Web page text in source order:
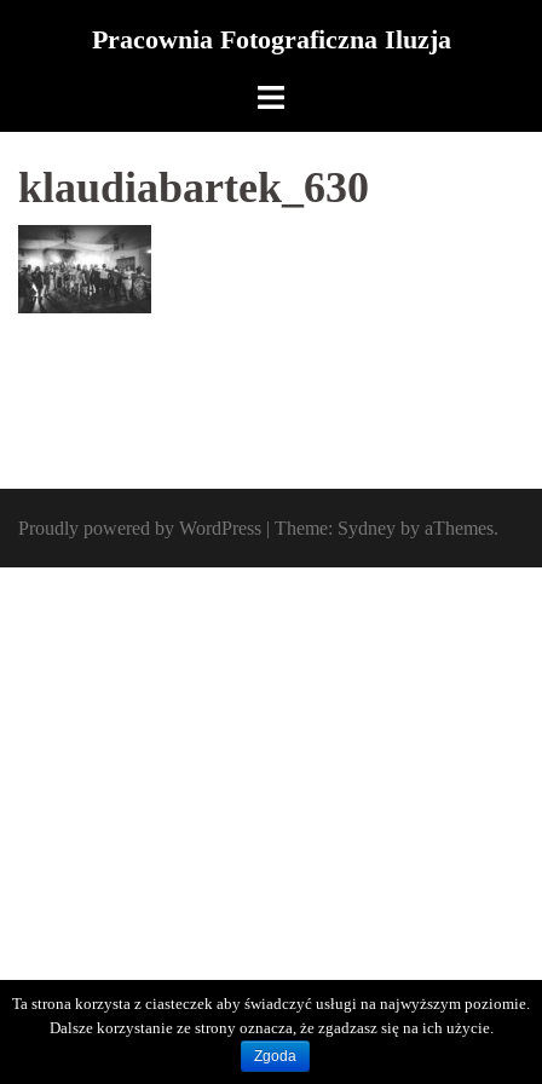
Pracownia Fotograficzna Iluzja
klaudiabartek_630
Proudly powered by WordPress | Theme: Sydney by aThemes.
Ta strona korzysta z ciasteczek aby świadczyć usługi na najwyższym poziomie.
Dalsze korzystanie ze strony oznacza, że zgadzasz się na ich użycie.
Zgoda